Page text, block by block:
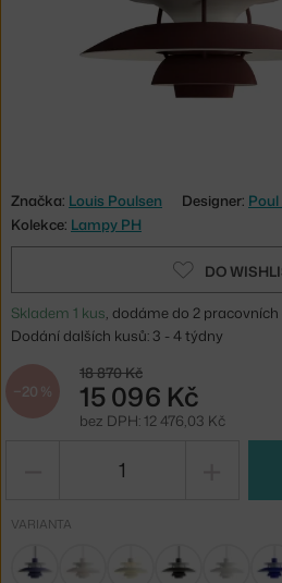
Značka: Louis Poulsen Designer:
Kolekce: Lampy PH
DO
Skladem 1 kus, dodáme do 2
Dodání dalších kusů: 3 - 4 týdny
−20 %
18 870 Kč
15 096 Kč
bez DPH: 12 476,03 Kč
VARIANTA